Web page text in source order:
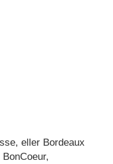
eller Bordeaux